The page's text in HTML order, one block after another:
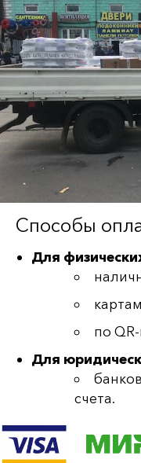
Способы
Для
по
Для
счета.